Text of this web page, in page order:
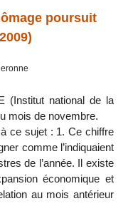
poursuit
(Institut national de la
mois de novembre.
ce sujet : 1. Ce chiffre
comme l’indiquaient
de l’année. Il existe
économique et
au mois antérieur